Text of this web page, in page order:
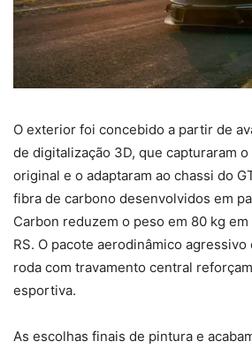
O exterior foi concebido a partir de
de digitalização 3D, que capturaram
original e o adaptaram ao chassi do
fibra de carbono desenvolvidos em
Carbon reduzem o peso em 80 kg
RS. O pacote aerodinâmico
roda com travamento central
esportiva.
As escolhas finais de pintura e